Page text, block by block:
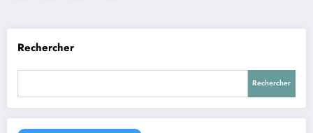
publications
Rechercher
Rechercher